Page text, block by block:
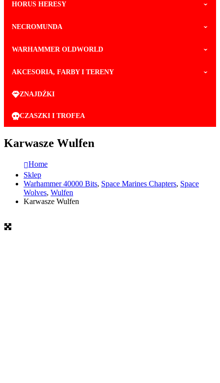
HORUS HERESY
NECROMUNDA
WARHAMMER OLDWORLD
AKCESORIA, FARBY I TERENY
ZNAJDŹKI
CZASZKI I TROFEA
Karwasze Wulfen
Home
Sklep
Warhammer 40000 Bits, Space Marines Chapters, Space
Wolves, Wulfen
Karwasze Wulfen